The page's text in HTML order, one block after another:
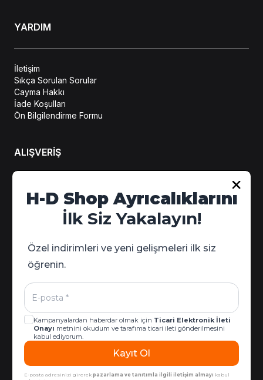
YARDIM
İletişim
Sıkça Sorulan Sorular
Cayma Hakkı
İade Koşulları
Ön Bilgilendirme Formu
ALIŞVERİŞ
Hesabım
Sipariş Takip
Kampanya Detayları
© 2026 Harley-Davidson West & İzmir | Tüm Hakları Saklıdır |
ikas E-Ticaret Altyapısıyla Hazırlanmıştır.
H-D Shop Ayrıcalıklarını
İlk Siz Yakalayın!
Özel indirimleri ve yeni gelişmeleri ilk siz
öğrenin.
Kampanyalardan haberdar olmak için Ticari Elektronik İleti
Onayı metnini okudum ve tarafıma ticari ileti gönderilmesini
kabul ediyorum.
Kayıt Ol
E-posta adresinizi girerek pazarlama ve tanıtımla ilgili iletişim almayı kabul